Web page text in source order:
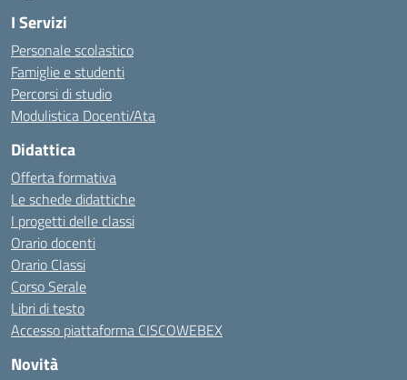
I Servizi
Personale scolastico
Famiglie e studenti
Percorsi di studio
Modulistica Docenti/Ata
Didattica
Offerta formativa
Le schede didattiche
I progetti delle classi
Orario docenti
Orario Classi
Corso Serale
Libri di testo
Accesso piattaforma CISCOWEBEX
Novità